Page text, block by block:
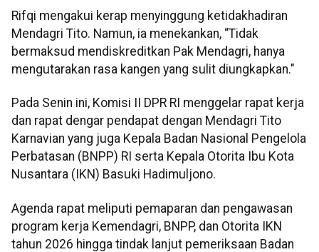
Rifqi mengakui kerap menyinggung ketidakhadiran
Mendagri Tito. Namun, ia menekankan, “Tidak
bermaksud mendiskreditkan Pak Mendagri, hanya
mengutarakan rasa kangen yang sulit diungkapkan."
Pada Senin ini, Komisi II DPR RI menggelar rapat kerja
dan rapat dengar pendapat dengan Mendagri Tito
Karnavian yang juga Kepala Badan Nasional Pengelola
Perbatasan (BNPP) RI serta Kepala Otorita Ibu Kota
Nusantara (IKN) Basuki Hadimuljono.
Agenda rapat meliputi pemaparan dan pengawasan
program kerja Kemendagri, BNPP, dan Otorita IKN
tahun 2026 hingga tindak lanjut pemeriksaan Badan